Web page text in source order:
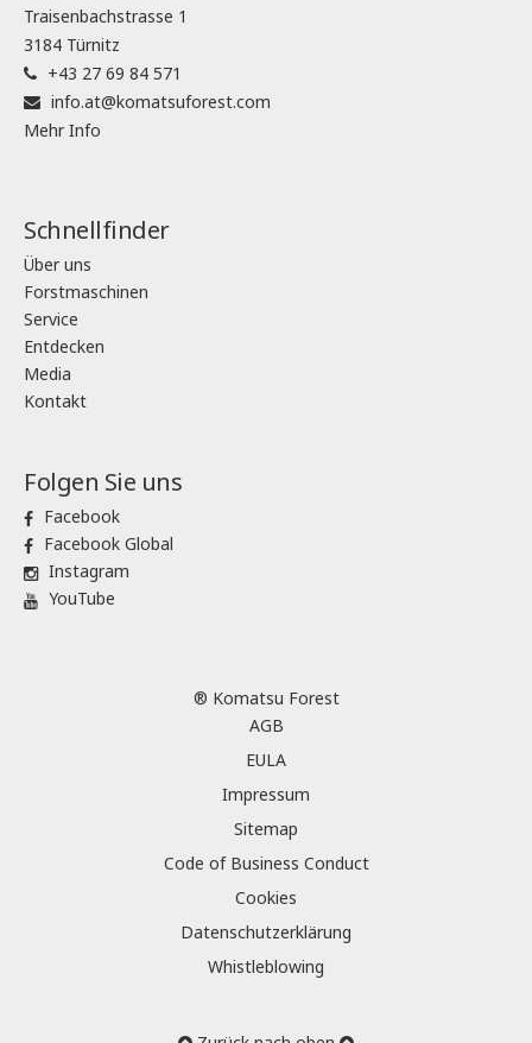
Traisenbachstrasse 1
3184 Türnitz
+43 27 69 84 571
info.at@komatsuforest.com
Mehr Info
Schnellfinder
Über uns
Forstmaschinen
Service
Entdecken
Media
Kontakt
Folgen Sie uns
Facebook
Facebook Global
Instagram
YouTube
® Komatsu Forest
AGB
EULA
Impressum
Sitemap
Code of Business Conduct
Cookies
Datenschutzerklärung
Whistleblowing